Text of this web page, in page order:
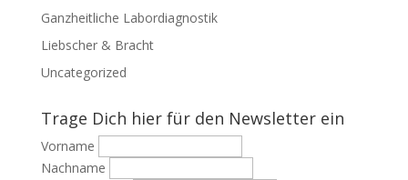
Ganzheitliche Labordiagnostik
Liebscher & Bracht
Uncategorized
Trage Dich hier für den Newsletter ein
Vorname
Nachname